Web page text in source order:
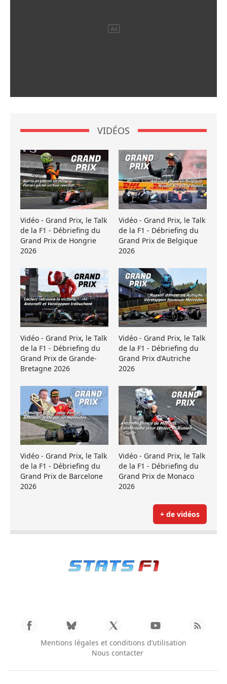
VIDÉOS
Vidéo - Grand Prix, le Talk
de la F1 - Débriefing du
Grand Prix de Hongrie
2026
Vidéo - Grand Prix, le Talk
de la F1 - Débriefing du
Grand Prix de Belgique
2026
Vidéo - Grand Prix, le Talk
de la F1 - Débriefing du
Grand Prix de Grande-
Bretagne 2026
Vidéo - Grand Prix, le Talk
de la F1 - Débriefing du
Grand Prix d’Autriche
2026
Vidéo - Grand Prix, le Talk
de la F1 - Débriefing du
Grand Prix de Barcelone
2026
Vidéo - Grand Prix, le Talk
de la F1 - Débriefing du
Grand Prix de Monaco
2026
+ de vidéos
Mentions légales et conditions d’utilisation
Nous contacter